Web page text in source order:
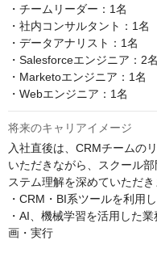
・チームリーダー：1名
・社内コンサルタント：1名
・データアナリスト：1名
・Salesforceエンジニア：2名
・Marketoエンジニア：1名
・Webエンジニア：1名
将来のキャリアイメージ
入社直後は、CRMチームの
いただきながら、スクール
ステム理解を深めていただき
・CRM・BI系ツールを利用
・AI、機械学習を活用した
画・実行